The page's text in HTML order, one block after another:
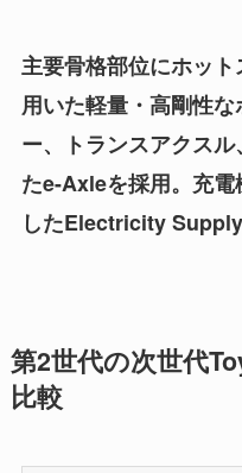
主要骨格部位にホッ
用いた軽量・高剛性
ー、トランスアクス
たe-Axleを採用。充
したElectricity
第2世代の次世代
比較